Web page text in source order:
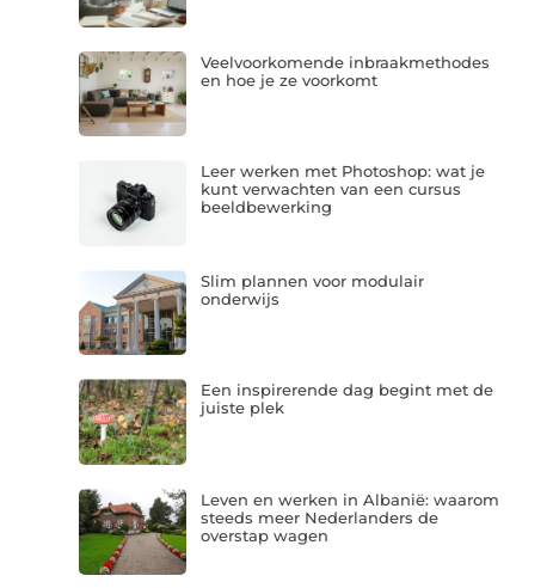
Veelvoorkomende inbraakmethodes
en hoe je ze voorkomt
Leer werken met Photoshop: wat je
kunt verwachten van een cursus
beeldbewerking
Slim plannen voor modulair
onderwijs
Een inspirerende dag begint met de
juiste plek
Leven en werken in Albanië: waarom
steeds meer Nederlanders de
overstap wagen